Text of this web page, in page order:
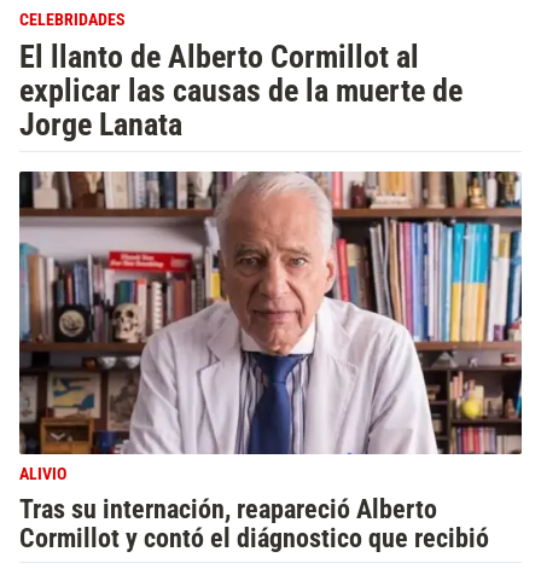
CELEBRIDADES
El llanto de Alberto Cormillot al
explicar las causas de la muerte de
Jorge Lanata
ALIVIO
Tras su internación, reapareció Alberto
Cormillot y contó el diágnostico que recibió